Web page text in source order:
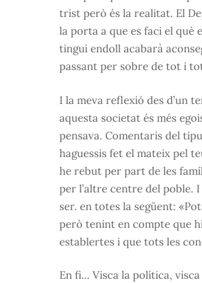
trist però és la realitat. El
la porta a que es faci el què
tingui endoll acabarà
passant per sobre de tot i
I la meva reflexió des d’un
aquesta societat és més
pensava. Comentaris del
haguessis fet el mateix pel
he rebut per part de les
per l’altre centre del poble.
ser. en totes la següent:
però tenint en compte que
establertes i que tots les
En fi… Visca la política,